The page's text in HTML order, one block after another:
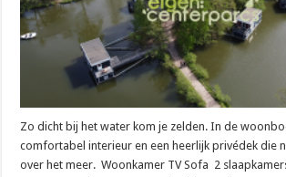
Zo dicht bij het water kom je zelden. In de
comfortabel interieur en een heerlijk privédek die
over het meer. Woonkamer TV Sofa 2